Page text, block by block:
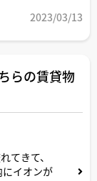
2023/03/13
らの賃貸物
てきて、
イオンが